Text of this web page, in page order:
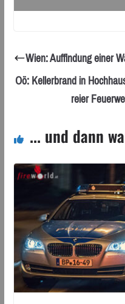
Wien: Auffindung einer
Oö: Kellerbrand in
reier
... und dann